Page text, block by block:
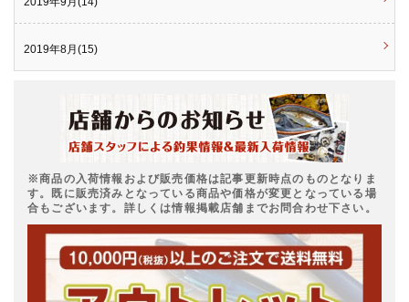
2019年8月(15)
※商品の入荷情報および販売価格は記事更新時点のものとなりま
す。既に販売済みとなっている商品や価格が変更となっている場
合もございます。詳しくは情報掲載店舗までお問合わせ下さい。